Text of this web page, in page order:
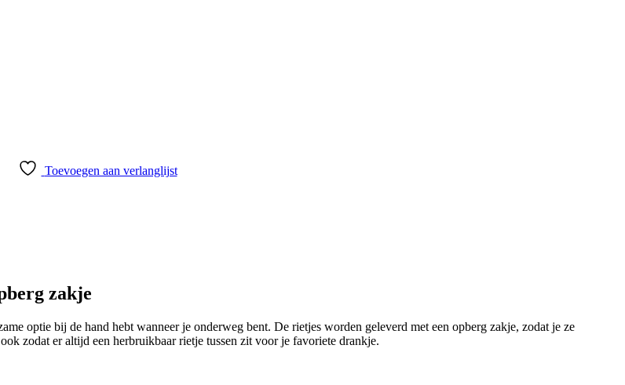
Toevoegen aan verlanglijst
zakje
optie bij de hand hebt wanneer je onderweg bent. De rietjes worden geleverd met een opberg zakje, zodat je ze
zodat er altijd een herbruikbaar rietje tussen zit voor je favoriete drankje.